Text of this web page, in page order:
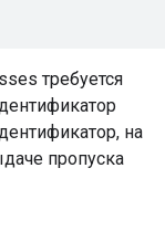
требуется
на
пропуска